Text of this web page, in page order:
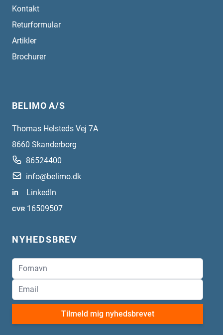
Kontakt
Returformular
Artikler
Brochurer
BELIMO A/S
Thomas Helsteds Vej 7A
8660 Skanderborg
86524400
info@belimo.dk
in
LinkedIn
CVR 16509507
NYHEDSBREV
Tilmeld mig nyhedsbrevet